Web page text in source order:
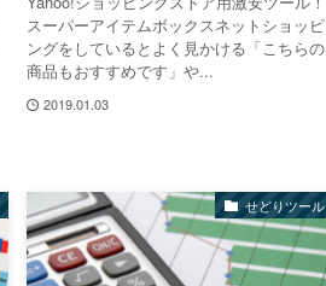
スーパーアイテムボックスネットショッピ
ングをしているとよく見かける「こちらの
商品もおすすめです」や...
2019.01.03
せどりツール